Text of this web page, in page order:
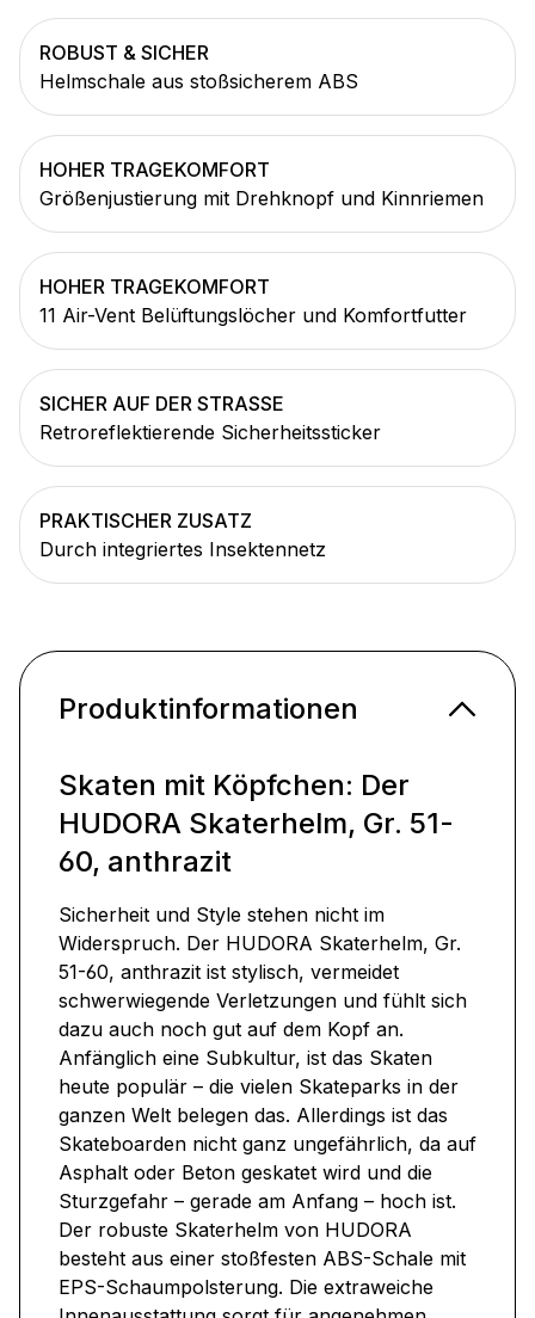
ROBUST & SICHER
Helmschale aus stoßsicherem ABS
HOHER TRAGEKOMFORT
Größenjustierung mit Drehknopf und Kinnriemen
HOHER TRAGEKOMFORT
11 Air-Vent Belüftungslöcher und Komfortfutter
SICHER AUF DER STRASSE
Retroreflektierende Sicherheitssticker
PRAKTISCHER ZUSATZ
Durch integriertes Insektennetz
Produktinformationen
Skaten mit Köpfchen: Der
HUDORA Skaterhelm, Gr. 51-
60, anthrazit
Sicherheit und Style stehen nicht im
Widerspruch. Der HUDORA Skaterhelm, Gr.
51-60, anthrazit ist stylisch, vermeidet
schwerwiegende Verletzungen und fühlt sich
dazu auch noch gut auf dem Kopf an.
Anfänglich eine Subkultur, ist das Skaten
heute populär – die vielen Skateparks in der
ganzen Welt belegen das. Allerdings ist das
Skateboarden nicht ganz ungefährlich, da auf
Asphalt oder Beton geskatet wird und die
Sturzgefahr – gerade am Anfang – hoch ist.
Der robuste Skaterhelm von HUDORA
besteht aus einer stoßfesten ABS-Schale mit
EPS-Schaumpolsterung. Die extraweiche